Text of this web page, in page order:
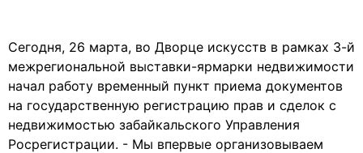
Сегодня, 26 марта, во Дворце искусств в рамках 3-й
межрегиональной выставки-ярмарки недвижимости
начал работу временный пункт приема документов
на государственную регистрацию прав и сделок с
недвижимостью забайкальского Управления
Росрегистрации. - Мы впервые организовываем